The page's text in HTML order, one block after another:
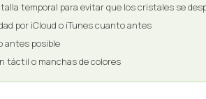
temporal para evitar que los cristales se
por iCloud o iTunes cuanto antes
antes posible
táctil o manchas de colores